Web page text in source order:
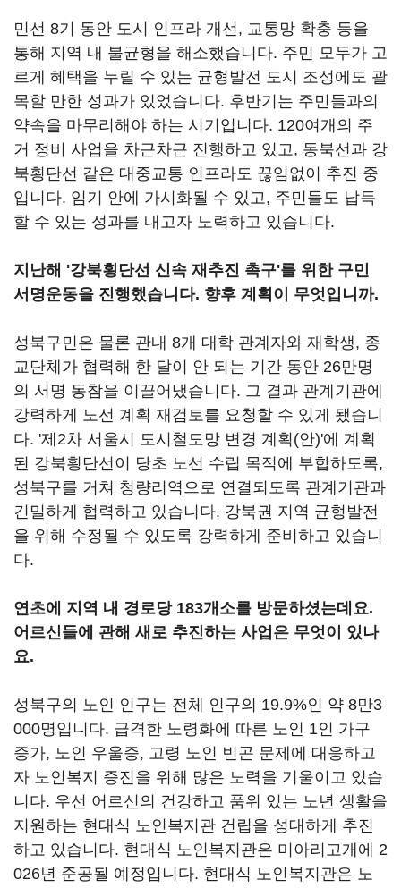
민선 8기 동안 도시 인프라 개선, 교통망 확충 등을
통해 지역 내 불균형을 해소했습니다. 주민 모두가 고
르게 혜택을 누릴 수 있는 균형발전 도시 조성에도 괄
목할 만한 성과가 있었습니다. 후반기는 주민들과의
약속을 마무리해야 하는 시기입니다. 120여개의 주
거 정비 사업을 차근차근 진행하고 있고, 동북선과 강
북횡단선 같은 대중교통 인프라도 끊임없이 추진 중
입니다. 임기 안에 가시화될 수 있고, 주민들도 납득
할 수 있는 성과를 내고자 노력하고 있습니다.
지난해 '강북횡단선 신속 재추진 촉구'를 위한 구민
서명운동을 진행했습니다. 향후 계획이 무엇입니까.
성북구민은 물론 관내 8개 대학 관계자와 재학생, 종
교단체가 협력해 한 달이 안 되는 기간 동안 26만명
의 서명 동참을 이끌어냈습니다. 그 결과 관계기관에
강력하게 노선 계획 재검토를 요청할 수 있게 됐습니
다. '제2차 서울시 도시철도망 변경 계획(안)'에 계획
된 강북횡단선이 당초 노선 수립 목적에 부합하도록,
성북구를 거쳐 청량리역으로 연결되도록 관계기관과
긴밀하게 협력하고 있습니다. 강북권 지역 균형발전
을 위해 수정될 수 있도록 강력하게 준비하고 있습니
다.
연초에 지역 내 경로당 183개소를 방문하셨는데요.
어르신들에 관해 새로 추진하는 사업은 무엇이 있나
요.
성북구의 노인 인구는 전체 인구의 19.9%인 약 8만3
000명입니다. 급격한 노령화에 따른 노인 1인 가구
증가, 노인 우울증, 고령 노인 빈곤 문제에 대응하고
자 노인복지 증진을 위해 많은 노력을 기울이고 있습
니다. 우선 어르신의 건강하고 품위 있는 노년 생활을
지원하는 현대식 노인복지관 건립을 성대하게 추진
하고 있습니다. 현대식 노인복지관은 미아리고개에 2
026년 준공될 예정입니다. 현대식 노인복지관은 노